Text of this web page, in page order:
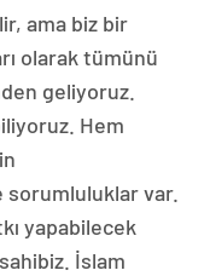
ama biz bir
olarak tümünü
geliyoruz.
Hem
var.
yapabilecek
İslam